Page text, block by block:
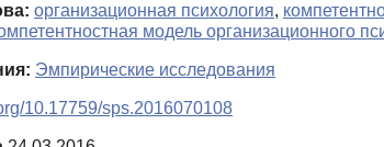
организационная психология,
модель организационного
Эмпирические исследования
10.17759/sps.2016070108